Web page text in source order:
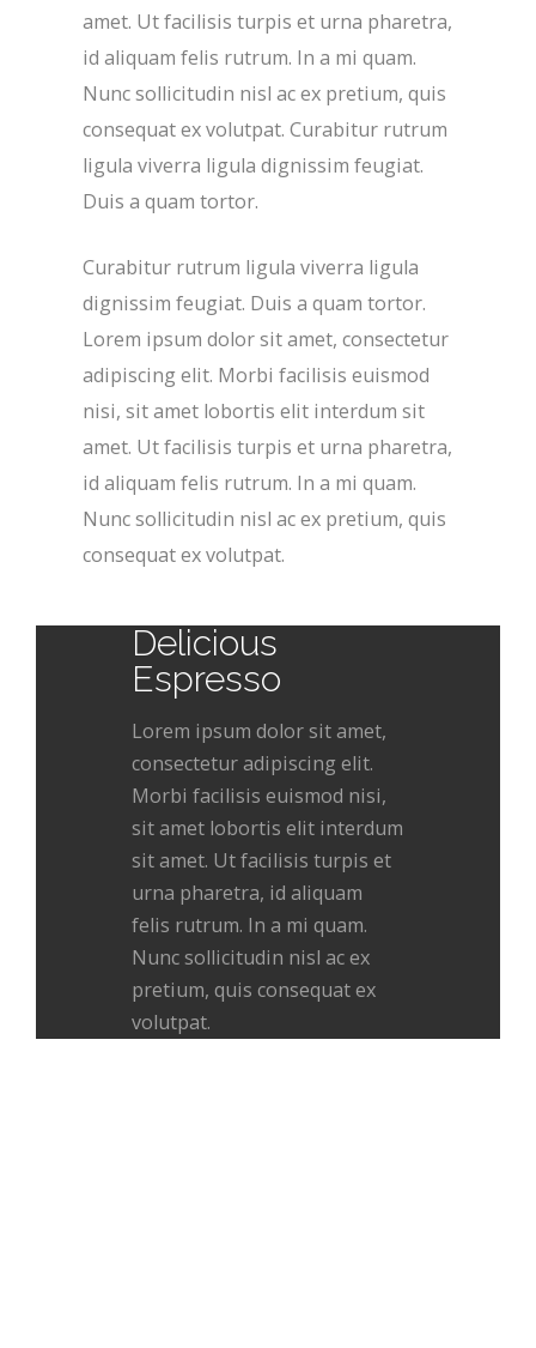
amet. Ut facilisis turpis et urna pharetra,
id aliquam felis rutrum. In a mi quam.
Nunc sollicitudin nisl ac ex pretium, quis
consequat ex volutpat. Curabitur rutrum
ligula viverra ligula dignissim feugiat.
Duis a quam tortor.
Curabitur rutrum ligula viverra ligula
dignissim feugiat. Duis a quam tortor.
Lorem ipsum dolor sit amet, consectetur
adipiscing elit. Morbi facilisis euismod
nisi, sit amet lobortis elit interdum sit
amet. Ut facilisis turpis et urna pharetra,
id aliquam felis rutrum. In a mi quam.
Nunc sollicitudin nisl ac ex pretium, quis
consequat ex volutpat.
Delicious
Espresso
Lorem ipsum dolor sit amet,
consectetur adipiscing elit.
Morbi facilisis euismod nisi,
sit amet lobortis elit interdum
sit amet. Ut facilisis turpis et
urna pharetra, id aliquam
felis rutrum. In a mi quam.
Nunc sollicitudin nisl ac ex
pretium, quis consequat ex
volutpat.